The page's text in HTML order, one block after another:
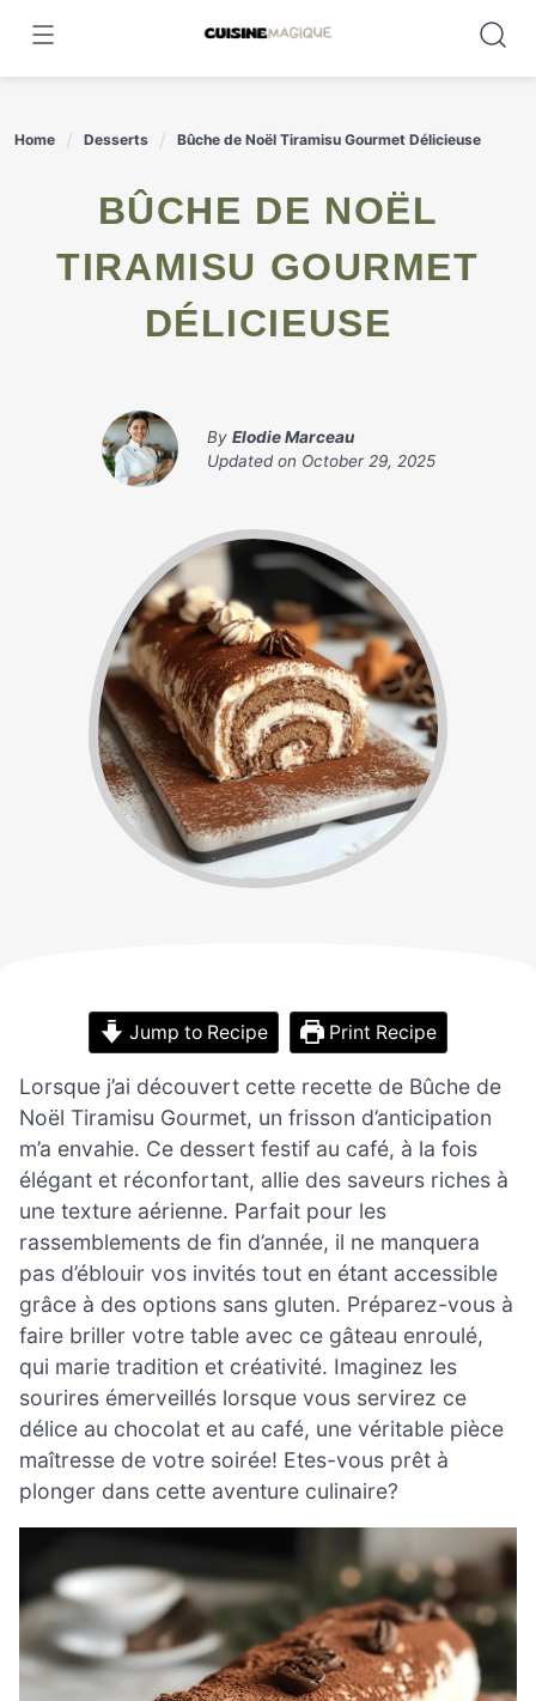
content
Home Desserts Bûche de Noël Tiramisu Gourmet Délicieuse
BÛCHE DE NOËL
TIRAMISU GOURMET
DÉLICIEUSE
By Elodie Marceau
Updated on October 29, 2025
Jump to Recipe Print Recipe
Lorsque j’ai découvert cette recette de Bûche de
Noël Tiramisu Gourmet, un frisson d’anticipation
m’a envahie. Ce dessert festif au café, à la fois
élégant et réconfortant, allie des saveurs riches à
une texture aérienne. Parfait pour les
rassemblements de fin d’année, il ne manquera
pas d’éblouir vos invités tout en étant accessible
grâce à des options sans gluten. Préparez-vous à
faire briller votre table avec ce gâteau enroulé,
qui marie tradition et créativité. Imaginez les
sourires émerveillés lorsque vous servirez ce
délice au chocolat et au café, une véritable pièce
maîtresse de votre soirée! Etes-vous prêt à
plonger dans cette aventure culinaire?